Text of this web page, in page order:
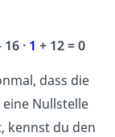
16 · 1 + 12 = 0
dass die
eine Nullstelle
kennst du den